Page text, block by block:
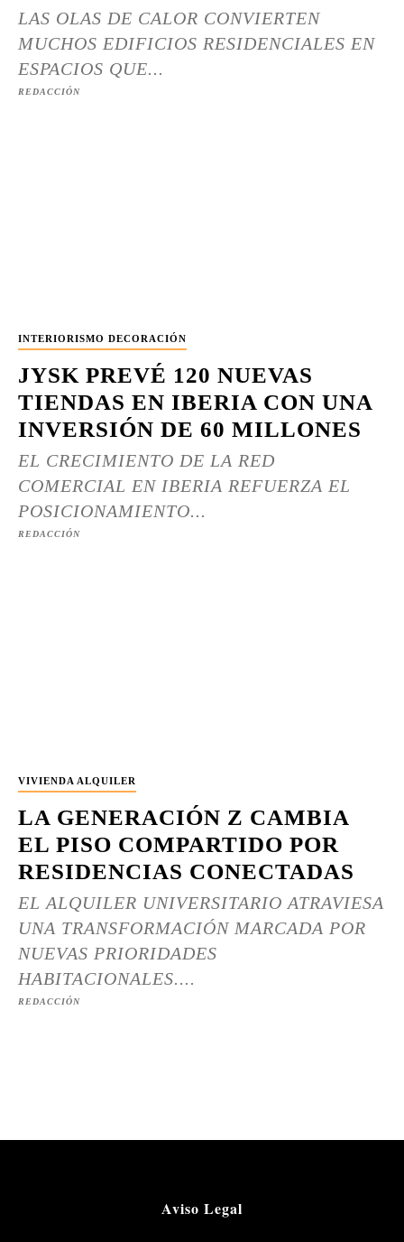
LAS OLAS DE CALOR CONVIERTEN
MUCHOS EDIFICIOS RESIDENCIALES EN
ESPACIOS QUE...
REDACCIÓN
INTERIORISMO DECORACIÓN
JYSK PREVÉ 120 NUEVAS
TIENDAS EN IBERIA CON UNA
INVERSIÓN DE 60 MILLONES
EL CRECIMIENTO DE LA RED
COMERCIAL EN IBERIA REFUERZA EL
POSICIONAMIENTO...
REDACCIÓN
VIVIENDA ALQUILER
LA GENERACIÓN Z CAMBIA
EL PISO COMPARTIDO POR
RESIDENCIAS CONECTADAS
EL ALQUILER UNIVERSITARIO ATRAVIESA
UNA TRANSFORMACIÓN MARCADA POR
NUEVAS PRIORIDADES
HABITACIONALES....
REDACCIÓN
Aviso Legal